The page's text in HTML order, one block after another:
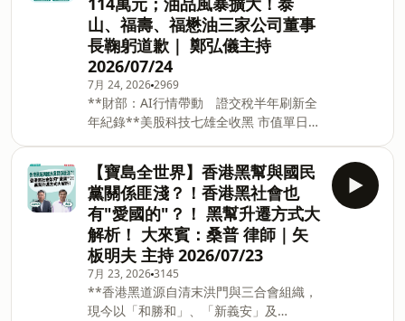
母語嘛會通！→中文版：
https://youtu.be/bRY2Lts39X8 → 英語
版：https://youtu.
(防空)演習訂於8月10號(星期一）14點30
分到至15點間實施演練。演習期間請市民
遵守警察及民防人員指揮並配合演習命令
之管制及演練， 車停、人第一優先應就近
進入防空疏散避難設施， 若周邊無防空疏
散避難設施時，則就近尋找堅固且遠離窗
戶區域， 依「兩牆原則」實施避難。
山、福壽、福懋油三家公司董事
長鞠躬道歉｜ 鄭弘儀主持
2026/07/24
7月 24, 20262969
**財部：AI行情帶動 證交稅半年刷新全
年紀錄**美股科技七雄全收黑 市值單日蒸
了...雙海峽淪陷 國際油價衝破100美元
**WSJ：伊朗戰爭看不到盡頭 川普已對
外交失去耐性**川普氣炸在即？ 歐盟狠罰
谷歌8.9億歐元 美歐科技大戰再升級
**Porsche 迎寒冬傳二度裁員 總規模恐
逼近 9000 人**比韓劇還曲折！SK會長崔
泰源「世紀離婚案」重審 須付前妻208億
**川普重建關稅牆！60國新關稅周五上路
台灣列低稅率組**油品風暴擴大！泰山、
【寶島全世界】香港黑幫與國民
黨關係匪淺？！香港黑社會也
有"愛國的"？！ 黑幫升遷方式大
解析！ 大來賓：桑普 律師｜矢
板明夫 主持 2026/07/23
7月 23, 20263145
**香港黑道源自清末洪門與三合會組織，
現今以「和勝和」、「新義安」及